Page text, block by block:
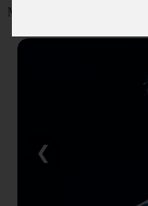
Mostrando 1 - 24 de 1586
❮